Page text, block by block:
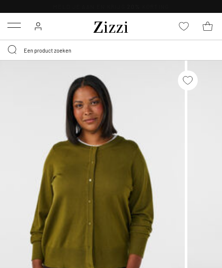
Menu